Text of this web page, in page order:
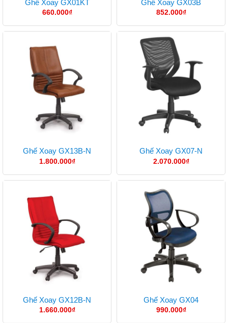
Ghế Xoay GX01KT
660.000₫
Ghế Xoay GX03B
852.000₫
Ghế Xoay GX13B-N
1.800.000₫
Ghế Xoay GX07-N
2.070.000₫
Ghế Xoay GX12B-N
1.660.000₫
Ghế Xoay GX04
990.000₫